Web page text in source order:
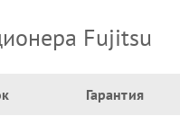
Fujitsu
Гарантия